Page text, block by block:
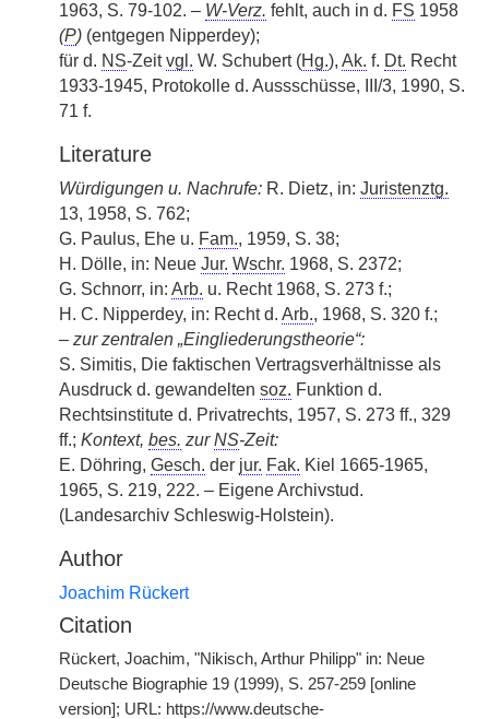
1963, S. 79-102. – W-Verz. fehlt, auch in d. FS 1958
(P) (entgegen Nipperdey);
für d. NS-Zeitvgl. W. Schubert (Hg.), Ak. f. Dt. Recht
1933-1945, Protokolle d. Aussschüsse, III/3, 1990, S.
71 f.
Literature
Würdigungen u. Nachrufe: R. Dietz, in: Juristenztg.
13, 1958, S. 762;
G. Paulus, Ehe u. Fam., 1959, S. 38;
H. Dölle, in: Neue Jur. Wschr. 1968, S. 2372;
G. Schnorr, in: Arb. u. Recht 1968, S. 273 f.;
H. C. Nipperdey, in: Recht d. Arb., 1968, S. 320 f.;
– zur zentralen „Eingliederungstheorie“:
S. Simitis, Die faktischen Vertragsverhältnisse als
Ausdruck d. gewandelten soz. Funktion d.
Rechtsinstitute d. Privatrechts, 1957, S. 273 ff., 329
ff.; Kontext, bes. zurNS-Zeit:
E. Döhring, Gesch. der jur. Fak. Kiel 1665-1965,
1965, S. 219, 222. – Eigene Archivstud.
(Landesarchiv Schleswig-Holstein).
Author
Joachim Rückert
Citation
Rückert, Joachim, "Nikisch, Arthur Philipp" in: Neue
Deutsche Biographie 19 (1999), S. 257-259 [online
version]; URL: https://www.deutsche-